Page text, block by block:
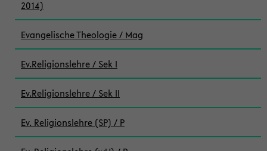
2014)
Evangelische Theologie / Mag
Ev.Religionslehre / Sek I
Ev.Religionslehre / Sek II
Ev. Religionslehre (SP) / P